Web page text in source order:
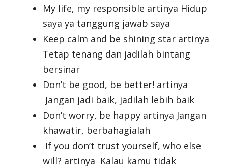
My life, my responsible artinya Hidup
saya ya tanggung jawab saya
Keep calm and be shining star artinya
Tetap tenang dan jadilah bintang
bersinar
Don’t be good, be better! artinya
Jangan jadi baik, jadilah lebih baik
Don’t worry, be happy artinya Jangan
khawatir, berbahagialah
If you don’t trust yourself, who else
will? artinya Kalau kamu tidak